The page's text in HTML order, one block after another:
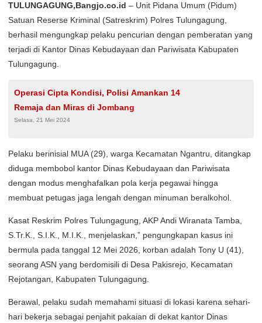
TULUNGAGUNG,Bangjo.co.id – Unit Pidana Umum (Pidum)
Satuan Reserse Kriminal (Satreskrim) Polres Tulungagung,
berhasil mengungkap pelaku pencurian dengan pemberatan yang
terjadi di Kantor Dinas Kebudayaan dan Pariwisata Kabupaten
Tulungagung.
Operasi Cipta Kondisi, Polisi Amankan 14
Remaja dan Miras di Jombang
Selasa, 21 Mei 2024
Pelaku berinisial MUA (29), warga Kecamatan Ngantru, ditangkap
diduga membobol kantor Dinas Kebudayaan dan Pariwisata
dengan modus menghafalkan pola kerja pegawai hingga
membuat petugas jaga lengah dengan minuman beralkohol.
Kasat Reskrim Polres Tulungagung, AKP Andi Wiranata Tamba,
S.Tr.K., S.I.K., M.I.K., menjelaskan,” pengungkapan kasus ini
bermula pada tanggal 12 Mei 2026, korban adalah Tony U (41),
seorang ASN yang berdomisili di Desa Pakisrejo, Kecamatan
Rejotangan, Kabupaten Tulungagung.
Berawal, pelaku sudah memahami situasi di lokasi karena sehari-
hari bekerja sebagai penjahit pakaian di dekat kantor Dinas